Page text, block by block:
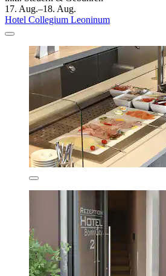
17. Aug.–18. Aug.
Hotel Collegium Leoninum